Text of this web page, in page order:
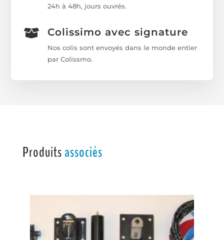
24h à 48h, jours ouvrés.
 Colissimo avec signature
Nos colis sont envoyés dans le monde entier
par Colissmo.
Produitsassociés